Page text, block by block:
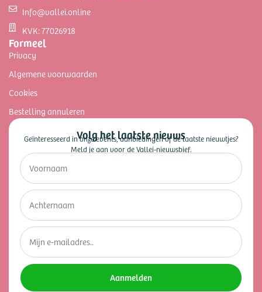
Info@vallei.online
KVK: 77026918
Formeel
Privacy
Algemene voorwaarden
Cookies
Bestelling annuleren
Volg het laatste nieuws
Geïnteresseerd in onze events, aanbiedingen of de laatste nieuwtjes?
Meld je aan voor de Vallei-nieuwsbief.
Aanmelden